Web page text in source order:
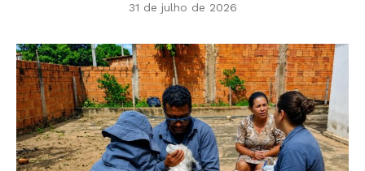
31 de julho de 2026